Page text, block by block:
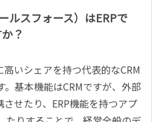
ルスフォース）はERPで
？
いシェアを持つ代表的なCRM
。基本機能はCRMですが、外部
させたり、ERP機能を持つアプ